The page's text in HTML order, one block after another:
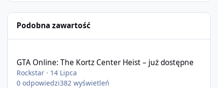
Podobna zawartość
GTA Online: The Kortz Center Heist – już dostępne
Rockstar · 14 Lipca
0 odpowiedzi382 wyświetleń